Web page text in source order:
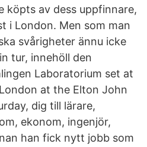
köpts av dess uppfinnare,
i London. Men som man
svårigheter ännu icke
tur, innehöll den
Laboratorium set at
at the Elton John
dig till lärare,
ekonom, ingenjör,
han fick nytt jobb som